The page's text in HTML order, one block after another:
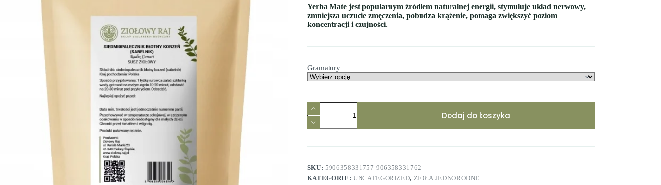
Yerba Mate jest popularnym źródłem naturalnej energii, stymuluje układ nerwowy,
zmniejsza uczucie zmęczenia, pobudza krążenie, pomaga zwiększyć poziom
koncentracji i czujności.
Gramatury
Dodaj do koszyka
SKU:5906358331757-906358331762
KATEGORIE: UNCATEGORIZED, ZIOŁA JEDNORODNE